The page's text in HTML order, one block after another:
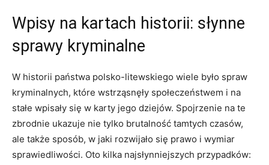
Wpisy na kartach historii: słynne
sprawy kryminalne
W historii państwa polsko-litewskiego wiele było spraw
kryminalnych, które wstrząsnęły społeczeństwem i na
stałe wpisały się w karty jego dziejów. Spojrzenie na te
zbrodnie ukazuje nie tylko brutalność tamtych czasów,
ale także sposób, w jaki rozwijało się prawo i wymiar
sprawiedliwości. Oto kilka najsłynniejszych przypadków: